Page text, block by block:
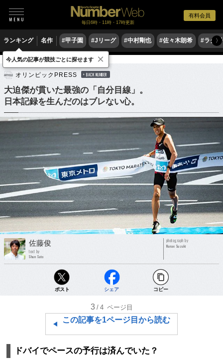
有料会員
毎日6時・11時・17時更新
ランキング 名作 #甲子園 #Jリーグ #中村剛也 #佐々木朗希 #ラグ〉
陸上 マラソン
オリンピックPRESS BACK NUMBER
大迫傑が貫いた最強の「自分目線」。
日本記録を生んだのはブレない心。
佐藤俊
text by
Shun Sato
photograph by
Nanae Suzuki
ポスト シェア コピー
3 /4 ページ目
この記事を1ページ目から読む
ドバイでペースの予行は済んでいた？
今人気の記事が競技ごとに探せます ×